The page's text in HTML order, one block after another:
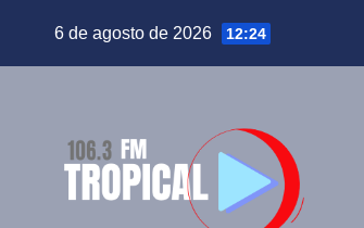
6 de agosto de 2026 12:24